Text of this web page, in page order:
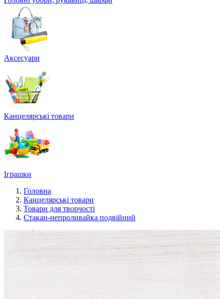
Аксесуари
Канцелярські товари
Іграшки
Головна
Канцелярські товари
Товари для творчості
Стакан-непроливайка подвійний